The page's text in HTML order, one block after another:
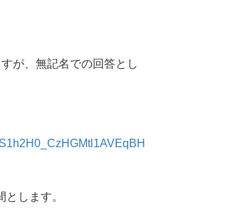
が、無記名での回答とし
します。